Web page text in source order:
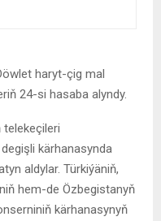
haryt-çig mal
24-si hasaba alyndy.
telekeçileri
kärhanasynda
aldylar. Türkiýäniň,
hem-de Özbegistanyň
kärhanasynyň